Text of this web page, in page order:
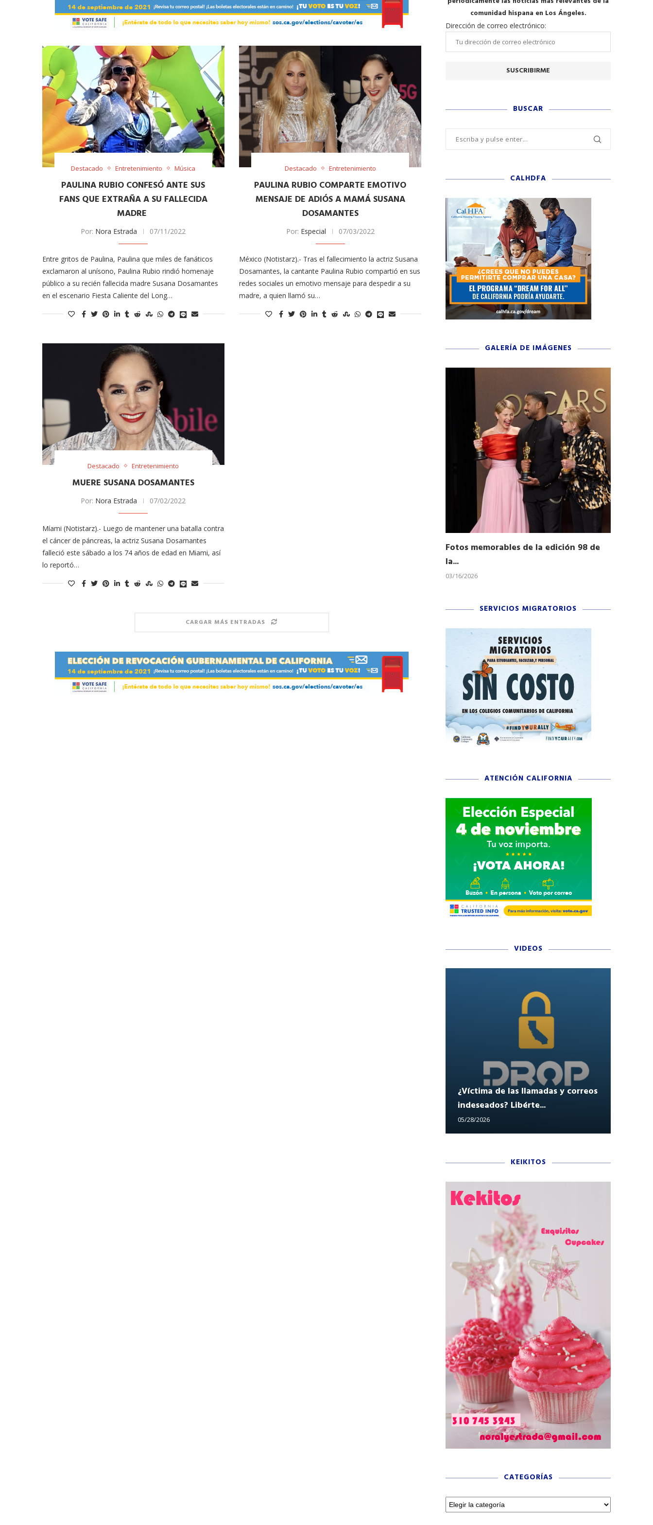
Destacado Entretenimiento Música
PAULINA RUBIO CONFESÓ ANTE SUS
FANS QUE EXTRAÑA A SU FALLECIDA
MADRE
Por: Nora Estrada 07/11/2022
Entre gritos de Paulina, Paulina que miles de fanáticos
exclamaron al unísono, Paulina Rubio rindió homenaje
público a su recién fallecida madre Susana Dosamantes
en el escenario Fiesta Caliente del Long…
Destacado Entretenimiento
PAULINA RUBIO COMPARTE EMOTIVO
MENSAJE DE ADIÓS A MAMÁ SUSANA
DOSAMANTES
Por: Especial 07/03/2022
México (Notistarz).- Tras el fallecimiento la actriz Susana
Dosamantes, la cantante Paulina Rubio compartió en sus
redes sociales un emotivo mensaje para despedir a su
madre, a quien llamó su…
Destacado Entretenimiento
MUERE SUSANA DOSAMANTES
Por: Nora Estrada 07/02/2022
Míami (Notistarz).- Luego de mantener una batalla contra
el cáncer de páncreas, la actriz Susana Dosamantes
falleció este sábado a los 74 años de edad en Miami, así
lo reportó…
CARGAR MÁS ENTRADAS
comunidad hispana en Los Ángeles.
Dirección de correo electrónico:
BUSCAR
CALHDFA
GALERÍA DE IMÁGENES
imágenes de ‘Velvet
Fabiola Guajardo e Iván Arana recorren
Fotos memorables de la edición 98 de
la...
03/16/2026
SERVICIOS MIGRATORIOS
ATENCIÓN CALIFORNIA
VIDEOS
¿Víctima de las llamadas y correos
indeseados? Libérte...
05/28/2026
KEIKITOS
CATEGORÍAS